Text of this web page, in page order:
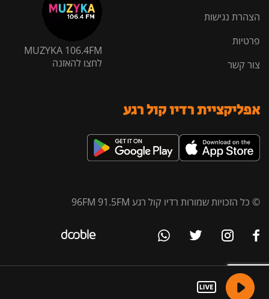
הצהרת נגישות
פרטיות
צור קשר
MUZYKA 106.4FM
לחצו להאזנה
אפליקציית רדיו קול רגע
© כל הזכויות שמורות רדיו קול רגע 96FM 91.5FM